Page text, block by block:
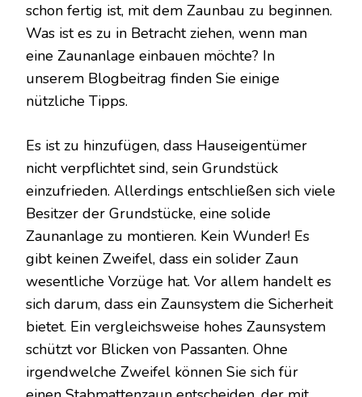
schon fertig ist, mit dem Zaunbau zu beginnen.
Was ist es zu in Betracht ziehen, wenn man
eine Zaunanlage einbauen möchte? In
unserem Blogbeitrag finden Sie einige
nützliche Tipps.
Es ist zu hinzufügen, dass Hauseigentümer
nicht verpflichtet sind, sein Grundstück
einzufrieden. Allerdings entschließen sich viele
Besitzer der Grundstücke, eine solide
Zaunanlage zu montieren. Kein Wunder! Es
gibt keinen Zweifel, dass ein solider Zaun
wesentliche Vorzüge hat. Vor allem handelt es
sich darum, dass ein Zaunsystem die Sicherheit
bietet. Ein vergleichsweise hohes Zaunsystem
schützt vor Blicken von Passanten. Ohne
irgendwelche Zweifel können Sie sich für